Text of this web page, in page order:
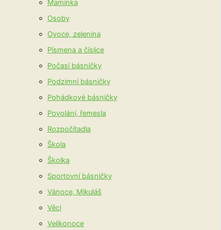
Maminka
Osoby
Ovoce, zelenina
Písmena a číslice
Počasí básničky
Podzimní básničky
Pohádkové básničky
Povolání, řemesla
Rozpočítadla
Škola
Školka
Sportovní básničky
Vánoce, Mikuláš
Věci
Velikonoce